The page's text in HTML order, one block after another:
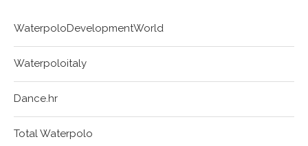
WaterpoloDevelopmentWorld
Waterpoloitaly
Dance.hr
Total Waterpolo